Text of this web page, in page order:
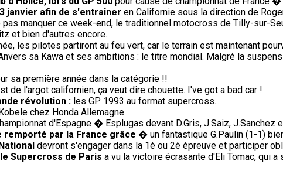
janvier afin de s'entraîner en Californie sous la direction de
pas manquer ce week-end, le traditionnel motocross de Tilly-sur-
et bien d'autres encore...
les pilotes partiront au feu vert, car le terrain est maintenant
sa Kawa et ses ambitions : le titre mondial. Malgré la
sa première année dans la catégorie !!
de l'argot californien, ça veut dire chouette. I've got a bad car !
révolution : les GP 1993 au format supercross...
chez Honda Allemagne
d'Espagne � Esplugas devant D.Gris, J.Saiz, J.Sanchez
remporté par la France grâce � un fantastique G.Paulin (1-1)
devront s'engager dans la 1è ou 2è épreuve et participer
Supercross de Paris a vu la victoire écrasante d'Eli Tomac, qui